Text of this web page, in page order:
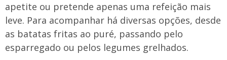
apetite ou pretende apenas uma refeição mais
leve. Para acompanhar há diversas opções, desde
as batatas fritas ao puré, passando pelo
esparregado ou pelos legumes grelhados.